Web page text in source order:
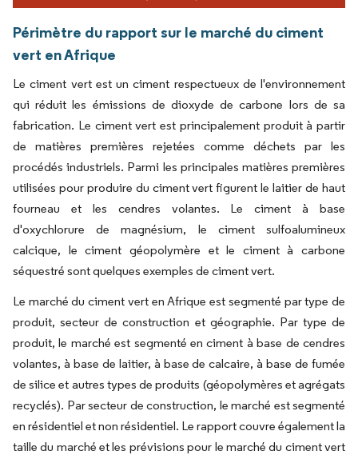
Périmètre du rapport sur le marché du ciment
vert en Afrique
Le ciment vert est un ciment respectueux de l'environnement
qui réduit les émissions de dioxyde de carbone lors de sa
fabrication. Le ciment vert est principalement produit à partir
de matières premières rejetées comme déchets par les
procédés industriels. Parmi les principales matières premières
utilisées pour produire du ciment vert figurent le laitier de haut
fourneau et les cendres volantes. Le ciment à base
d'oxychlorure de magnésium, le ciment sulfoalumineux
calcique, le ciment géopolymère et le ciment à carbone
séquestré sont quelques exemples de ciment vert.
Le marché du ciment vert en Afrique est segmenté par type de
produit, secteur de construction et géographie. Par type de
produit, le marché est segmenté en ciment à base de cendres
volantes, à base de laitier, à base de calcaire, à base de fumée
de silice et autres types de produits (géopolymères et agrégats
recyclés). Par secteur de construction, le marché est segmenté
en résidentiel et non résidentiel. Le rapport couvre également la
taille du marché et les prévisions pour le marché du ciment vert